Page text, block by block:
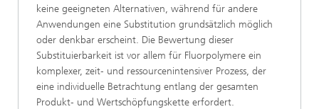
keine geeigneten Alternativen, während für andere
Anwendungen eine Substitution grundsätzlich möglich
oder denkbar erscheint. Die Bewertung dieser
Substituierbarkeit ist vor allem für Fluorpolymere ein
komplexer, zeit‑ und ressourcenintensiver Prozess, der
eine individuelle Betrachtung entlang der gesamten
Produkt‑ und Wertschöpfungskette erfordert.